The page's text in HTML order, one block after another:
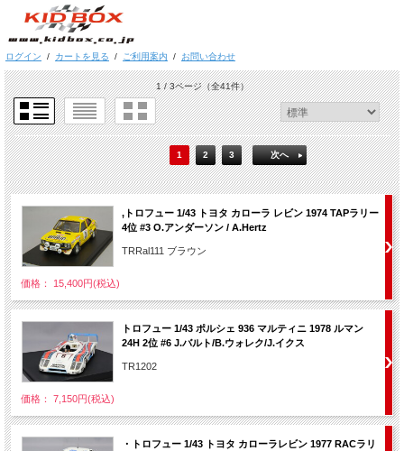
ログイン / カートを見る / ご利用案内 / お問い合わせ
1 / 3ページ（全41件）
1 2 3 次へ
,トロフュー 1/43 トヨタ カローラ レビン 1974 TAPラリー
4位 #3 O.アンダーソン / A.Hertz
TRRal111 ブラウン
価格： 15,400円(税込)
トロフュー 1/43 ポルシェ 936 マルティニ 1978 ルマン
24H 2位 #6 J.バルト/B.ウォレク/J.イクス
TR1202
価格： 7,150円(税込)
・トロフュー 1/43 トヨタ カローラレビン 1977 RACラリ